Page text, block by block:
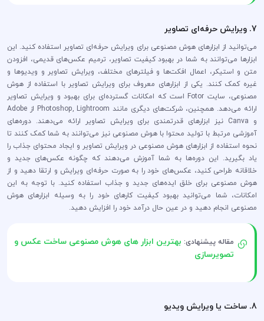
7. ویرایش حرفه‌ای تصاویر
می‌توانید از ابزارهای هوش مصنوعی برای ویرایش حرفه‌ای تصاویر استفاده کنید. این
ابزارها می‌توانند به شما در بهبود کیفیت تصاویر، ترمیم عکس‌های قدیمی، افزودن
متن و استیکر، اعمال افکت‌ها و فیلترهای مختلف، ویرایش تصاویر و ویدیوها و
غیره کمک کنند. یکی از ابزارهای معروف برای ویرایش تصاویر با استفاده از هوش
مصنوعی، سایت Fotor است که امکانات گسترده‌ای برای بهبود و ویرایش تصاویر
ارائه می‌دهد. همچنین، شرکت‌های دیگری مانند Photoshop, Lightroom از Adobe
و Canva نیز ابزارهای قدرتمندی برای ویرایش تصاویر ارائه می‌دهند. دوره‌های
آموزشی مرتبط با تولید محتوا با هوش مصنوعی نیز می‌توانند به شما کمک کنند تا
نحوه استفاده از ابزارهای هوش مصنوعی در ویرایش تصاویر و ایجاد محتوای جذاب را
یاد بگیرید. این دوره‌ها به شما آموزش می‌دهند که چگونه عکس‌های جدید و
خلاقانه طراحی کنید، عکس‌های خود را به صورت حرفه‌ای ویرایش و ارتقا دهید و از
هوش مصنوعی برای خلق ایده‌های جدید و جذاب استفاده کنید. با توجه به این
امکانات، شما می‌توانید بهبود کیفیت کارهای خود را به وسیله ابزارهای هوش
مصنوعی انجام دهید و در عین حال درآمد خود را افزایش دهید.
مقاله پیشنهادی: بهترین ابزار های هوش مصنوعی ساخت عکس و
تصویرسازی
8. ساخت یا ویرایش ویدیو